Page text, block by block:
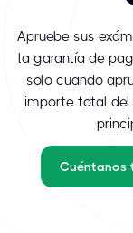
Apruebe sus
la garantía de
solo cuando
importe total del
Cuéntanos